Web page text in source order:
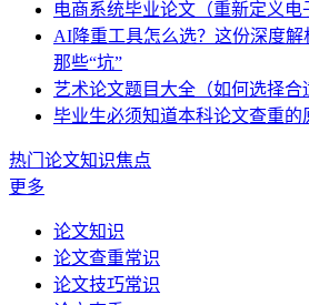
电商系统毕业论文（重新定义电
AI降重工具怎么选？这份深度
那些“坑”
艺术论文题目大全（如何选择合
毕业生必须知道本科论文查重的
热门论文知识焦点
更多
论文知识
论文查重常识
论文技巧常识